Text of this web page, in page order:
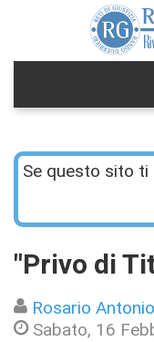
Se questo sito ti
"Privo di
Rosario
Sabato, 16